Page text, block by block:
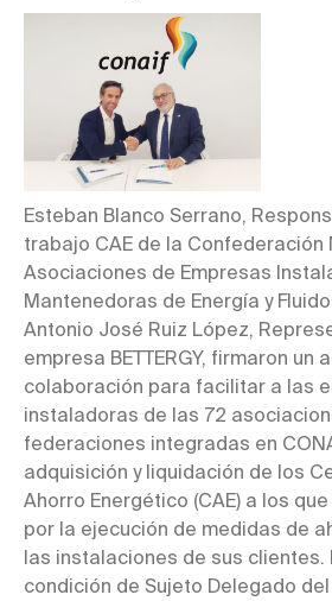
Esteban Blanco Serrano,
trabajo CAE de la Confederación
Asociaciones de Empresas
Mantenedoras de Energía y
Antonio José Ruiz López,
empresa BETTERGY, firmaron un
colaboración para facilitar a las
instaladoras de las 72
federaciones integradas en
adquisición y liquidación de los
Ahorro Energético (CAE) a los
por la ejecución de medidas de
las instalaciones de sus clientes.
condición de Sujeto Delegado del